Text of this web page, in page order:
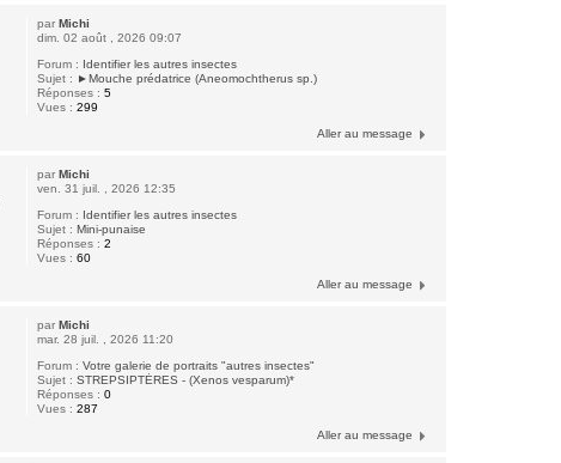
parMichi
dim. 02 août , 2026 09:07
Forum : Identifier les autres insectes
Sujet : ►Mouche prédatrice (Aneomochtherus sp.)
Réponses :5
Vues :299
Aller au message
parMichi
ven. 31 juil. , 2026 12:35
Forum : Identifier les autres insectes
Sujet :Mini-punaise
Réponses :2
Vues :60
Aller au message
parMichi
mar. 28 juil. , 2026 11:20
Forum :Votre galerie de portraits "autres insectes"
Sujet :STREPSIPTÈRES - (Xenos vesparum)*
Réponses :0
Vues :287
Aller au message